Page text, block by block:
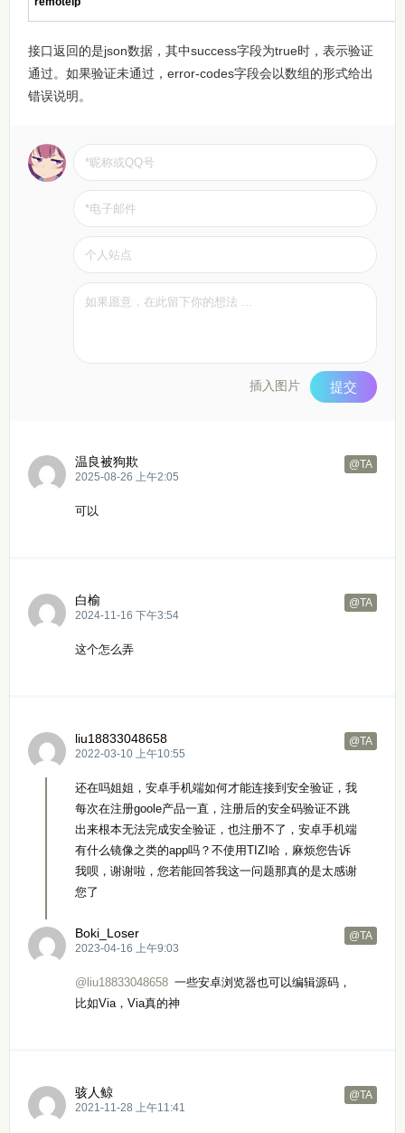
接口返回的是json数据，其中success字段为true时，表示验证
通过。如果验证未通过，error-codes字段会以数组的形式给出
错误说明。
插入图片 提交
温良被狗欺
@TA
2025-08-26 上午2:05
可以
白榆
@TA
2024-11-16 下午3:54
这个怎么弄
liu18833048658
@TA
2022-03-10 上午10:55
还在吗姐姐，安卓手机端如何才能连接到安全验证，我
每次在注册goole产品一直，注册后的安全码验证不跳
出来根本无法完成安全验证，也注册不了，安卓手机端
有什么镜像之类的app吗？不使用TIZI哈，麻烦您告诉
我呗，谢谢啦，您若能回答我这一问题那真的是太感谢
您了
Boki_Loser
@TA
2023-04-16 上午9:03
@liu18833048658 一些安卓浏览器也可以编辑源码，
比如Via，Via真的神
骇人鲸
@TA
2021-11-28 上午11:41